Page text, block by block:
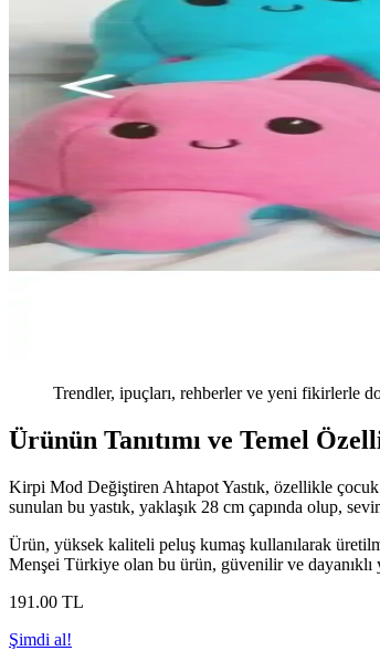
Trendler, ipuçları, rehberler ve yeni fikirlerle
Ürünün Tanıtımı ve Temel
Kirpi Mod Değiştiren Ahtapot Yastık, özellikle
sunulan bu yastık, yaklaşık 28 cm çapında olup,
Ürün, yüksek kaliteli peluş kumaş kullanılarak
Menşei Türkiye olan bu ürün, güvenilir ve dayanıklı
191 .00 TL
Şimdi al!